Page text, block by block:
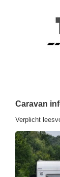
Caravan
Verplicht